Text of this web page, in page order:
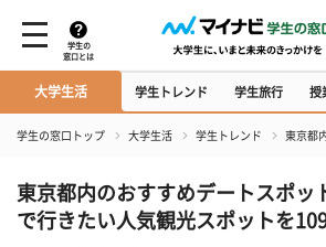
学生の
窓口とは
大学生活 学生トレンド 学生旅行 授
学生の窓口トップ 大学生活 学生トレンド 東京都
東京都内のおすすめデートスポッ
で行きたい人気観光スポットを